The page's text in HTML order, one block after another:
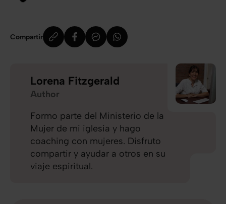
Compartir
Lorena Fitzgerald
Author
Formo parte del Ministerio de la
Mujer de mi iglesia y hago
coaching con mujeres. Disfruto
compartir y ayudar a otros en su
viaje espiritual.